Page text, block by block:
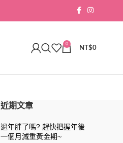
0
NT$0
近期文章
過年胖了嗎? 趕快把握年後
一個月減重黃金期~